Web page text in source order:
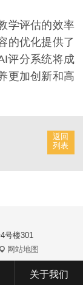
评估的效率
的优化提供了
评分系统将成
更加创新和高
返回
列表
号楼301
网站地图
关于我们